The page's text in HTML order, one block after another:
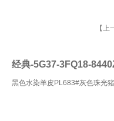
【上
经典-5G37-3FQ18-
黑色水染羊皮PL683#灰色珠光猪